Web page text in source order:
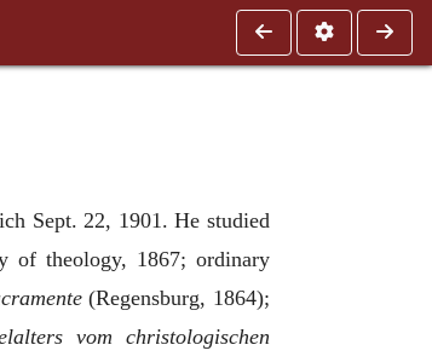
Sept. 22, 1901. He studied
of theology, 1867; ordinary
(Regensburg, 1864);
vom christologischen